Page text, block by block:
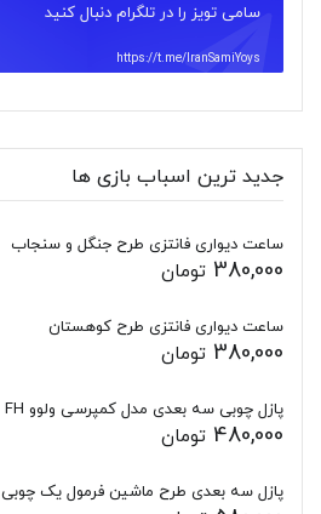
سامی تویز را در تلگرام دنبال کنید
https://t.me/IranSamiYoys
جدید ترین اسباب بازی ها
ساعت دیواری فانتزی طرح جنگل و سنجاب
380,000 تومان
ساعت دیواری فانتزی طرح کوهستان
380,000 تومان
پازل چوبی سه بعدی مدل کمپرسی ولوو FH
480,000 تومان
پازل سه بعدی طرح ماشین فرمول یک چوبی